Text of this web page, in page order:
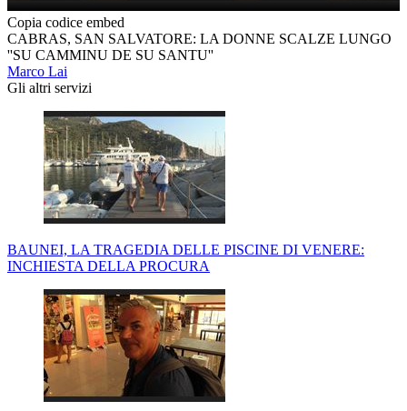
Copia codice embed
CABRAS, SAN SALVATORE: LA DONNE SCALZE LUNGO
''SU CAMMINU DE SU SANTU''
Marco Lai
Gli altri servizi
BAUNEI, LA TRAGEDIA DELLE PISCINE DI VENERE:
INCHIESTA DELLA PROCURA